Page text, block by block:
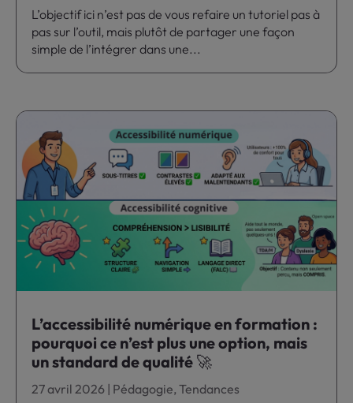
L’objectif ici n’est pas de vous refaire un tutoriel pas à
pas sur l’outil, mais plutôt de partager une façon
simple de l’intégrer dans une...
L’accessibilité numérique en formation :
pourquoi ce n’est plus une option, mais
un standard de qualité 🚀
27 avril 2026 | Pédagogie,Tendances